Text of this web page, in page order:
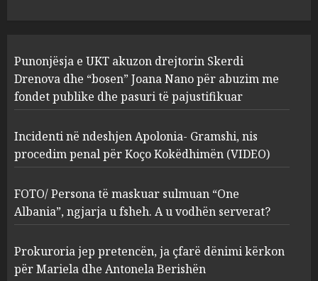
2
Apolonia- Gramshi, nis
procedim penal për Koço
Kokëdhimën (VIDEO)
MARCH 27, 2025
3
FOTO/ Persona të maskuar
sulmuan “One Albania”,
ngjarja u fsheh. A u vodhën
serverat?
Prokuroria jep pretencën, ja
Punonjësja e UKT akuzon drejtorin Skerdi
Drenova dhe “bosen” Joana Nano për abuzim me
fondet publike dhe pasuri të pajustifikuar
Incidenti në ndeshjen Apolonia- Gramshi, nis
procedim penal për Koço Kokëdhimën (VIDEO)
FOTO/ Persona të maskuar sulmuan “One
Albania”, ngjarja u fsheh. A u vodhën serverat?
Prokuroria jep pretencën, ja çfarë dënimi kërkon
për Mariela dhe Antonela Berishën